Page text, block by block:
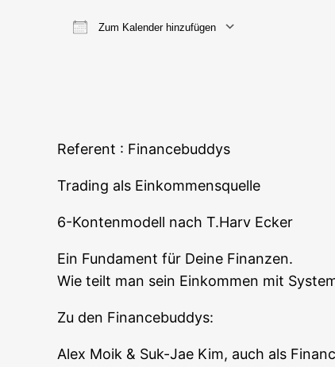
Zum Kalender hinzufügen
Refe­rent : Financebuddys
Tra­ding als Einkommensquelle
6-Kon­ten­mo­dell nach T.Harv Ecker
Ein Fun­da­ment für Dei­ne Finanzen.
Wie teilt man sein Ein­kom­men mit
Zu den Financebuddys:
Alex Moik & Suk-Jae Kim, auch als